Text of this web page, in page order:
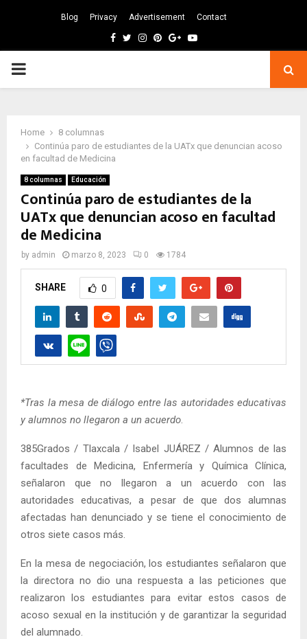
Blog Privacy Advertisement Contact
Facebook
TwitterInstagram
Pinterest
GoogleYoutube
PRIMARY
Home
8 columnas
Continúa paro de estudiantes de la UATx que denuncian acoso
en facultad de Medicina
8 columnas Educación
Continúa paro de estudiantes de la
UATx que denuncian acoso en facultad
de Medicina
by admin marzo 8, 2023 0 1784
SHARE 0
*Tras la mesa de diálogo entre las autoridades educativas
y alumnos no llegaron a un acuerdo
385Grados / Tlaxcala / Isabel JUÁREZ / Alumnos de las
facultades de Medicina, Enfermería y Química Clínica,
señalaron que no llegaron a un acuerdo con las
autoridades educativas, a pesar de que dos alumnas
afectadas han denunciado y se tiene el conocimiento de
otros siete casos más.
En la mesa de negociación, los estudiantes señalaron que
la directora no dio una respuesta a las peticiones que
realizaron los estudiantes para evitar estos casos de
acoso sexual en la institución y de garantizar la seguridad
del alumnado.